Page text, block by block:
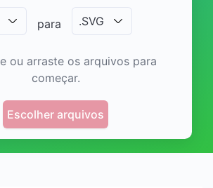
para .SVG
ou arraste os arquivos para
começar.
Escolher arquivos